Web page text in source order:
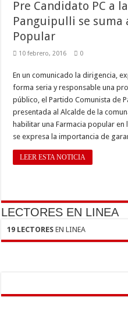
Pre Candidato PC a
Panguipulli se suma
Popular
10 febrero, 2016 0
En un comunicado la dirigencia,
forma seria y responsable una
público, el Partido Comunista de
presentada al Alcalde de la
habilitar una Farmacia popular
se expresa la importancia de
LEER ESTA NOTICIA
LECTORES EN LINEA
19 LECTORES EN LINEA